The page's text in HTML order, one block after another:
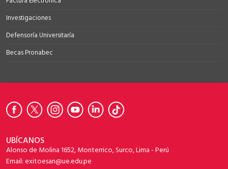
Investigaciones
Defensoría Universitaría
Becas Pronabec
UBÍCANOS
Alonso de Molina 1652, Monterrico, Surco, Lima - Perú
Email: exitoesan@ue.edu.pe